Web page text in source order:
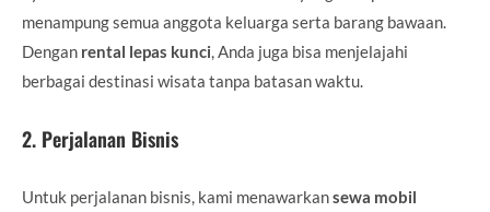
menampung semua anggota keluarga serta barang bawaan.
Dengan rental lepas kunci , Anda juga bisa menjelajahi
berbagai destinasi wisata tanpa batasan waktu.
2. Perjalanan Bisnis
Untuk perjalanan bisnis, kami menawarkansewa mobil